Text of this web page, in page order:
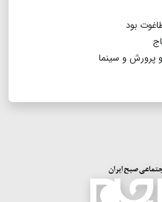
بود
پرورش و سینما